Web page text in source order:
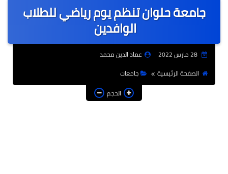
عالمى
الرياضة
حوادث وقضايا
التعليم
جامعة حلوان تنظم يوم رياضي للطلاب
الوافدين
28 مارس 2022
عماد الدين محمد
الصفحة الرئيسية
جامعات
الحجم